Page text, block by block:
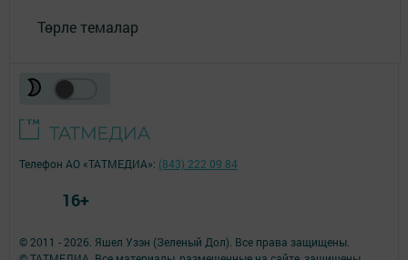
Төрле темалар
© 2011 - 2026. Яшел Узэн (Зеленый Дол). Все права защищены.
Телефон АО «ТАТМЕДИА»: (843) 222 09 84
16+